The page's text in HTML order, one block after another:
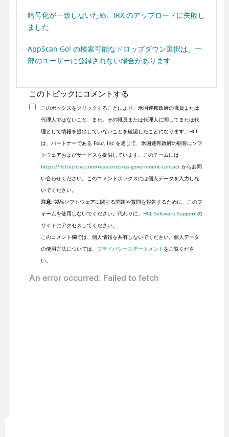
暗号化が一致しないため、IRX のアップロードに失敗し
ました
AppScan Go! の検索可能なドロップダウン選択は、一
部のユーザーに登録されない場合があります
このトピックにコメントする
このボックスをクリックすることにより、米国連邦政府の職員または
代理人ではないこと、また、その職員または代理人に関してまたは代
理として情報を提出していないことを確認したことになります。HCL
は、パートナーである Four, Inc を通じて、米国連邦政府の顧客にソフ
トウェアおよびサービスを提供しています。このチームには
https://hcltechsw.com/resources/us-government-contactからお問
い合わせください。このコメントボックスには個人データを入力しな
いでください。
注意:製品ソフトウェアに関する問題や質問を報告するために、このフ
ォームを使用しないでください。代わりに、 HCL Software Supportの
サイトにアクセスしてください。
このコメント欄では、個人情報を共有しないでください。個人データ
の使用方法については、 プライバシーステートメント をご覧くださ
い。